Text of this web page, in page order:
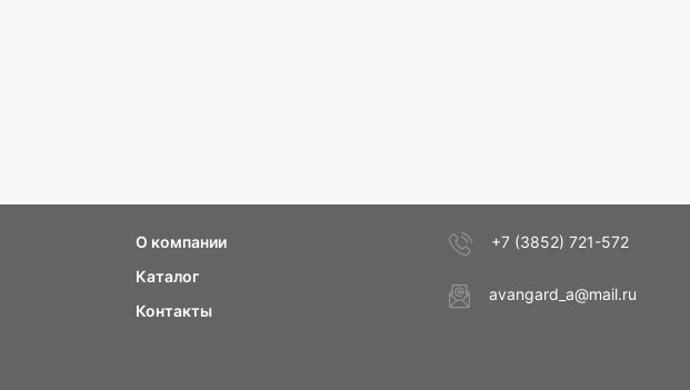
О компании
Каталог
Контакты
+7 (3852) 721-572
avangard_a@mail.ru